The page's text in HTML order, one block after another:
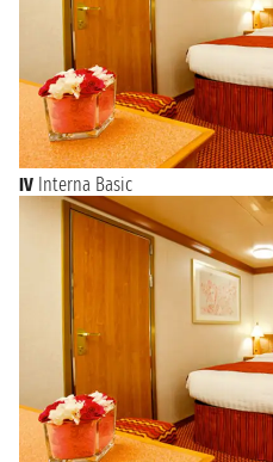
IV Interna Basic